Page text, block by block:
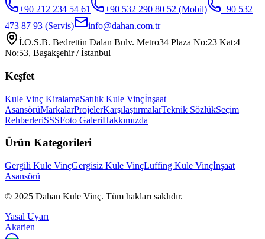
+90 212 234 54 61 +90 532 290 80 52 (Mobil)
+90 532
473 87 93 (Servis)
info@dahan.com.tr
İ.O.S.B. Bedrettin Dalan Bulv. Metro34 Plaza No:23 Kat:4
No:53, Başakşehir / İstanbul
Keşfet
Kule Vinç KiralamaSatılık Kule Vinçİnşaat
AsansörüMarkalarProjelerKarşılaştırmalarTeknik SözlükSeçim
RehberleriSSSFoto GaleriHakkımızda
Ürün Kategorileri
Gergili Kule VinçGergisiz Kule VinçLuffing Kule Vinçİnşaat
Asansörü
© 2025 Dahan Kule Vinç. Tüm hakları saklıdır.
Yasal Uyarı
Akarien